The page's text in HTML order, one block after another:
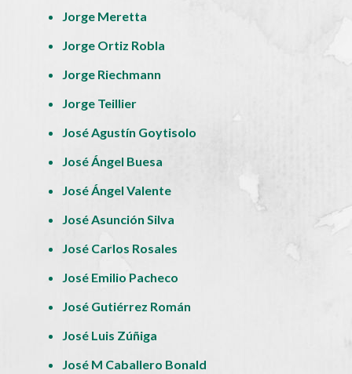
Jorge Meretta
Jorge Ortiz Robla
Jorge Riechmann
Jorge Teillier
José Agustín Goytisolo
José Ángel Buesa
José Ángel Valente
José Asunción Silva
José Carlos Rosales
José Emilio Pacheco
José Gutiérrez Román
José Luis Zúñiga
José M Caballero Bonald